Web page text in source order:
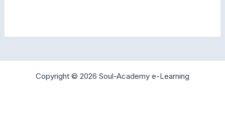
Copyright © 2026 Soul-Academy e-Learning